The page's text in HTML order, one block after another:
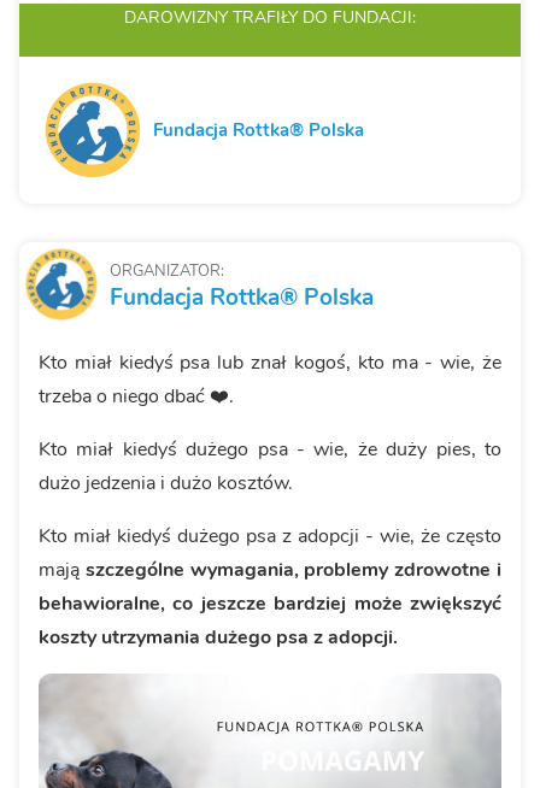
ORGANIZATOR:
Fundacja Rottka® Polska
Kto miał kiedyś psa lub znał kogoś, kto ma - wie, że
trzeba o niego dbać ❤️.
Kto miał kiedyś dużego psa - wie, że duży pies, to
dużo jedzenia i dużo kosztów.
Kto miał kiedyś dużego psa z adopcji - wie, że często
mają szczególne wymagania, problemy zdrowotne i
behawioralne, co jeszcze bardziej może zwiększyć
koszty utrzymania dużego psa z adopcji.
DAROWIZNY TRAFIŁY DO FUNDACJI:
Fundacja Rottka® Polska